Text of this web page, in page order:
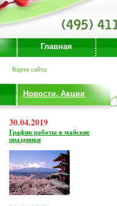
Главная
Карта сайта
Новости, Акции
30.04.2019
График работы в майские
праздники